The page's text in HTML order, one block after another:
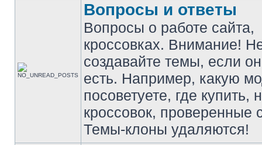
Вопросы и ответы
Вопросы о работе сайта,
кроссовках. Внимание!
создавайте темы, если
есть. Например, какую
посоветуете, где купить,
кроссовок, проверенные
Темы-клоны удаляются!